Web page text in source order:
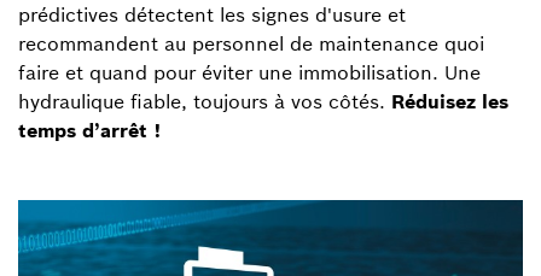
prédictives détectent les signes d'usure et
recommandent au personnel de maintenance quoi
faire et quand pour éviter une immobilisation. Une
hydraulique fiable, toujours à vos côtés. Réduisez les
temps d’arrêt !